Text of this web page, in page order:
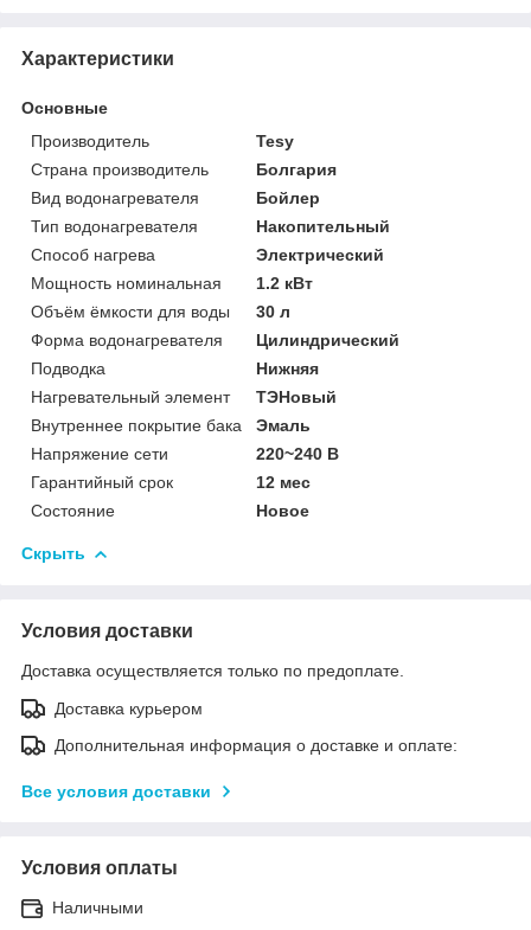
Характеристики
Основные
Производитель
Tesy
Страна производитель
Болгария
Вид водонагревателя
Бойлер
Тип водонагревателя
Накопительный
Способ нагрева
Электрический
Мощность номинальная
1.2 кВт
Объём ёмкости для воды
30 л
Форма водонагревателя
Цилиндрический
Подводка
Нижняя
Нагревательный элемент
ТЭНовый
Внутреннее покрытие бака
Эмаль
Напряжение сети
220~240 В
Гарантийный срок
12 мес
Состояние
Новое
Скрыть
Условия доставки
Доставка осуществляется только по предоплате.
Доставка курьером
Дополнительная информация о доставке и оплате:
Все условия доставки
Условия оплаты
Наличными